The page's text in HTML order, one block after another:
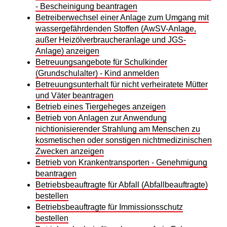
- Bescheinigung beantragen
Betreiberwechsel einer Anlage zum Umgang mit
wassergefährdenden Stoffen (AwSV-Anlage,
außer Heizölverbraucheranlage und JGS-
Anlage) anzeigen
Betreuungsangebote für Schulkinder
(Grundschulalter) - Kind anmelden
Betreuungsunterhalt für nicht verheiratete Mütter
und Väter beantragen
Betrieb eines Tiergeheges anzeigen
Betrieb von Anlagen zur Anwendung
nichtionisierender Strahlung am Menschen zu
kosmetischen oder sonstigen nichtmedizinischen
Zwecken anzeigen
Betrieb von Krankentransporten - Genehmigung
beantragen
Betriebsbeauftragte für Abfall (Abfallbeauftragte)
bestellen
Betriebsbeauftragte für Immissionsschutz
bestellen